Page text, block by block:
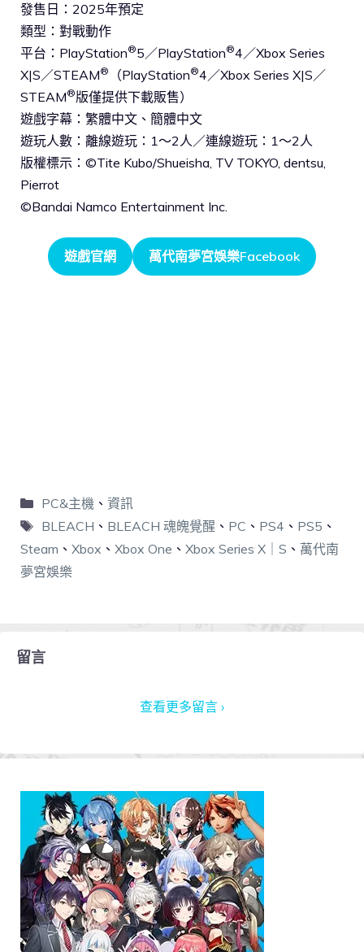
發售日：2025年預定
類型：對戰動作
平台：PlayStation®5／PlayStation®4／Xbox Series
X|S／STEAM® （PlayStation®4／Xbox Series X|S／
STEAM®版僅提供下載販售）
遊戲字幕：繁體中文、簡體中文
遊玩人數：離線遊玩：1～2人／連線遊玩：1～2人
版權標示：©Tite Kubo/Shueisha, TV TOKYO, dentsu,
Pierrot
©Bandai Namco Entertainment Inc.
遊戲官網 萬代南夢宮娛樂Facebook
PC&主機 、 資訊
BLEACH 、 BLEACH 魂魄覺醒 、 PC 、 PS4 、 PS5 、
Steam 、 Xbox 、 Xbox One 、 Xbox Series X｜S 、 萬代南
夢宮娛樂
留言
查看更多留言 ›